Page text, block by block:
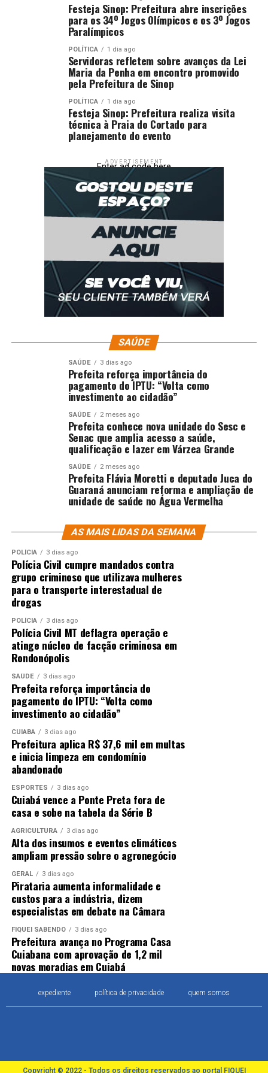
Festeja Sinop: Prefeitura abre inscrições
para os 34º Jogos Olímpicos e os 3º Jogos
Paralímpicos
POLÍTICA 1 dia ago
Servidoras refletem sobre avanços da Lei
Maria da Penha em encontro promovido
pela Prefeitura de Sinop
POLÍTICA 1 dia ago
Festeja Sinop: Prefeitura realiza visita
técnica à Praia do Cortado para
planejamento do evento
ADVERTISEMENT
Enter ad code here
SAÚDE
SAÚDE 3 dias ago
Prefeita reforça importância do
pagamento do IPTU: “Volta como
investimento ao cidadão”
SAÚDE 2 meses ago
Prefeita conhece nova unidade do Sesc e
Senac que amplia acesso a saúde,
qualificação e lazer em Várzea Grande
SAÚDE 2 meses ago
Prefeita Flávia Moretti e deputado Juca do
Guaraná anunciam reforma e ampliação de
unidade de saúde no Água Vermelha
AS MAIS LIDAS DA SEMANA
POLÍCIA 3 dias ago
Polícia Civil cumpre mandados contra
grupo criminoso que utilizava mulheres
para o transporte interestadual de
drogas
POLÍCIA 3 dias ago
Polícia Civil MT deflagra operação e
atinge núcleo de facção criminosa em
Rondonópolis
SAÚDE 3 dias ago
Prefeita reforça importância do
pagamento do IPTU: “Volta como
investimento ao cidadão”
CUIABÁ 3 dias ago
Prefeitura aplica R$ 37,6 mil em multas
e inicia limpeza em condomínio
abandonado
ESPORTES 3 dias ago
Cuiabá vence a Ponte Preta fora de
casa e sobe na tabela da Série B
AGRICULTURA 3 dias ago
Alta dos insumos e eventos climáticos
ampliam pressão sobre o agronegócio
GERAL 3 dias ago
Pirataria aumenta informalidade e
custos para a indústria, dizem
especialistas em debate na Câmara
FIQUEI SABENDO 3 dias ago
Prefeitura avança no Programa Casa
Cuiabana com aprovação de 1,2 mil
novas moradias em Cuiabá
expediente política de privacidade quem somos
Copyright © 2022 - Todos os direitos reservados ao portal FIQUEI